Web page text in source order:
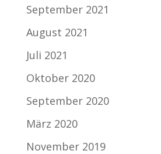
September 2021
August 2021
Juli 2021
Oktober 2020
September 2020
März 2020
November 2019